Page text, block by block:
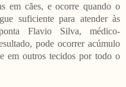
em cães, e ocorre quando o
suficiente para atender às
Flavio Silva, médico-
pode ocorrer acúmulo
em outros tecidos por todo o